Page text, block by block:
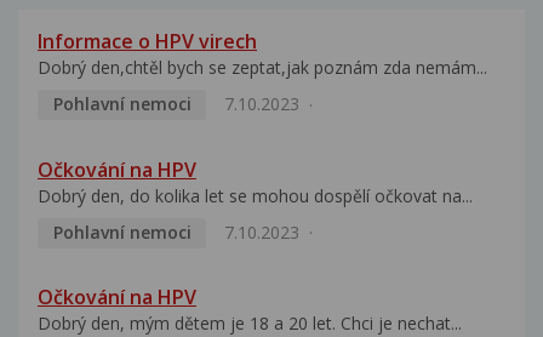
Informace o HPV virech
Dobrý den,chtěl bych se zeptat,jak poznám zda nemám...
Pohlavní nemoci
7.10.2023
Očkování na HPV
Dobrý den, do kolika let se mohou dospělí očkovat na...
Pohlavní nemoci
7.10.2023
Očkování na HPV
Dobrý den, mým dětem je 18 a 20 let. Chci je nechat...